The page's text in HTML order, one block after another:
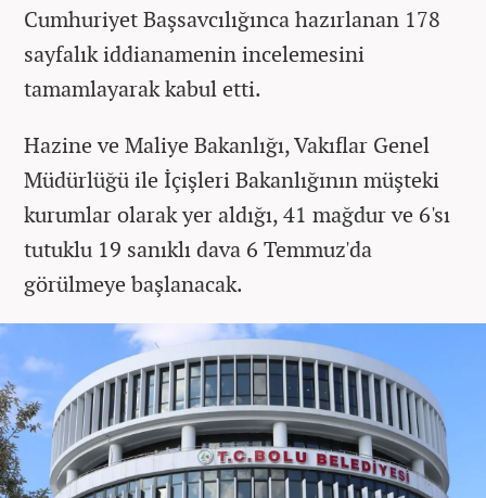
Cumhuriyet Başsavcılığınca hazırlanan 178
sayfalık iddianamenin incelemesini
tamamlayarak kabul etti.
Hazine ve Maliye Bakanlığı, Vakıflar Genel
Müdürlüğü ile İçişleri Bakanlığının müşteki
kurumlar olarak yer aldığı, 41 mağdur ve 6'sı
tutuklu 19 sanıklı dava 6 Temmuz'da
görülmeye başlanacak.